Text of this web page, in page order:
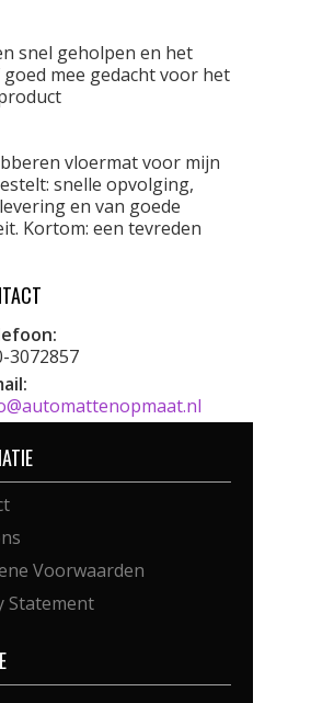
snel geholpen en het
mee gedacht voor het
vloermat voor mijn
snelle opvolging,
en van goede
Kortom: een tevreden
3072857
Voorwaarden
Statement